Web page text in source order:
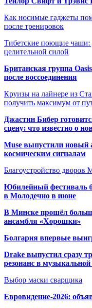
Как носимые гаджеты
после тренировок
Тибетские поющие чаши:
целительной силой
Британская группа
после воссоединения
Круизы на лайнере из
получить максимум от
Джастин Бибер
сцену: что известно о
Muse выпустили
космическим сигналам
Благоустройство дворов
Юбилейный фестиваль
в Молодечно в июне
В Минске прошёл
ансамбля «Хорошки»
Болгария впервые
Drake выпустил сразу
резонанс в
Выбор маски сварщика
Евровидение-2026: